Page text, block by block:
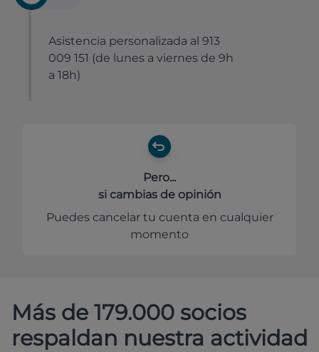
Asistencia personalizada al 913
009 151 (de lunes a viernes de 9h
a 18h)
Pero...
si cambias de opinión
Puedes cancelar tu cuenta en cualquier
momento
Más de 179.000 socios
respaldan nuestra actividad